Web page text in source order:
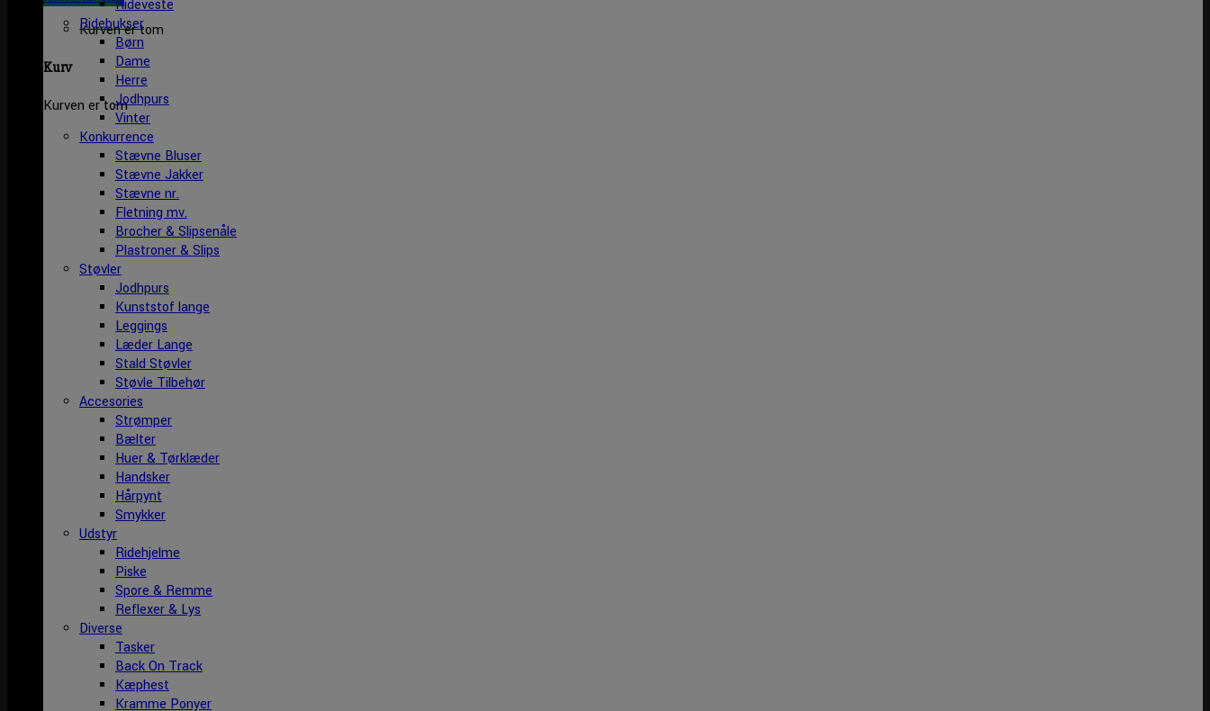
Kurven er tom
Kurv
Kurven er tom
Rideveste
Ridebukser
Børn
Dame
Herre
Jodhpurs
Vinter
Konkurrence
Stævne Bluser
Stævne Jakker
Stævne nr.
Fletning mv.
Brocher & Slipsenåle
Plastroner & Slips
Støvler
Jodhpurs
Kunststof lange
Leggings
Læder Lange
Stald Støvler
Støvle Tilbehør
Accesories
Strømper
Bælter
Huer & Tørklæder
Handsker
Hårpynt
Smykker
Udstyr
Ridehjelme
Piske
Spore & Remme
Reflexer & Lys
Diverse
Tasker
Back On Track
Kæphest
Kramme Ponyer